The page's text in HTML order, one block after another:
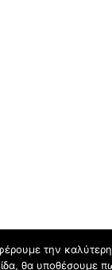
την
θα υποθέσουμε